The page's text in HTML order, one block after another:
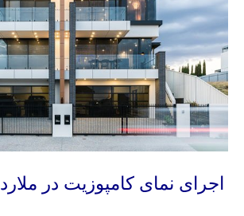
اجرای نمای کامپوزیت در ملارد